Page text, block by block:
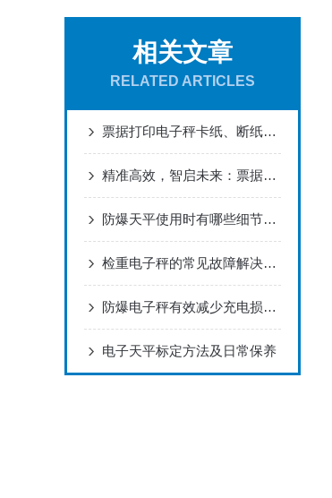
相关文章
RELATED ARTICLES
票据打印电子秤卡纸、断纸的3个解决方法
精准高效，智启未来：票据打印电子秤的革新应用
防爆天平使用时有哪些细节需要注意
检重电子秤的常见故障解决方法分享
防爆电子秤有效减少充电损坏电池的方法简述
电子天平标定方法及日常保养